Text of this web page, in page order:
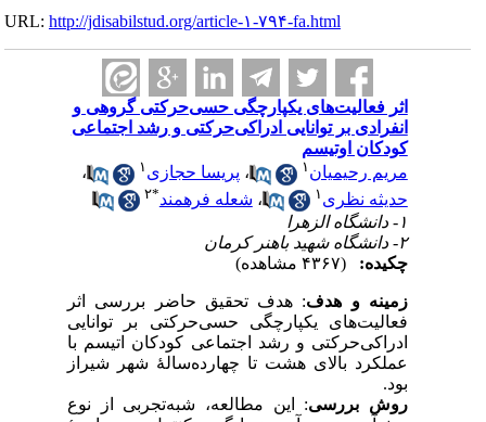
URL:http://jdisabilstud.org/article-۱-۷۹۴-fa.html
اثر فعالیت‌های یکپارچگی حسی‌حرکتی گروهی و
انفرادی بر توانایی ادراکی‌حرکتی و رشد اجتماعی
کودکان اوتیسم
مریم رحیمیان ۱ ،پریسا حجازی۱
،
حدیثه نظری
،شعله فرهمند* ۲
۲- دانشگاه شهید باهنر کرمان
چکیده:
زمینه و هدف: هدف تحقیق حاضر بررسی اثر
فعالیت‌های یکپارچگی حسی‌حرکتی بر توانایی
ادراکی‌حرکتی و رشد اجتماعی کودکان اتیسم با
عملکرد بالای هشت تا چهارده‌سالۀ شهر شیراز
بود.
روش بررسی: این مطالعه، شبه‌تجربی از نوع